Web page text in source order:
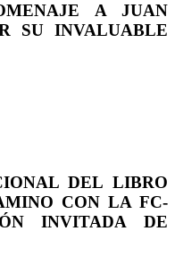
A JUAN
SU INVALUABLE
DEL LIBRO
CON LA FC-
INVITADA DE